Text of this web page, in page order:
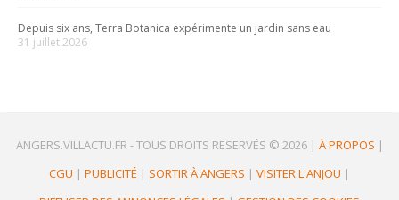
Depuis six ans, Terra Botanica expérimente un jardin sans eau
31 juillet 2026
ANGERS.VILLACTU.FR -TOUS DROITS RESERVÉS © 2026| À PROPOS |
CGU | PUBLICITÉ | SORTIR À ANGERS | VISITER L'ANJOU |